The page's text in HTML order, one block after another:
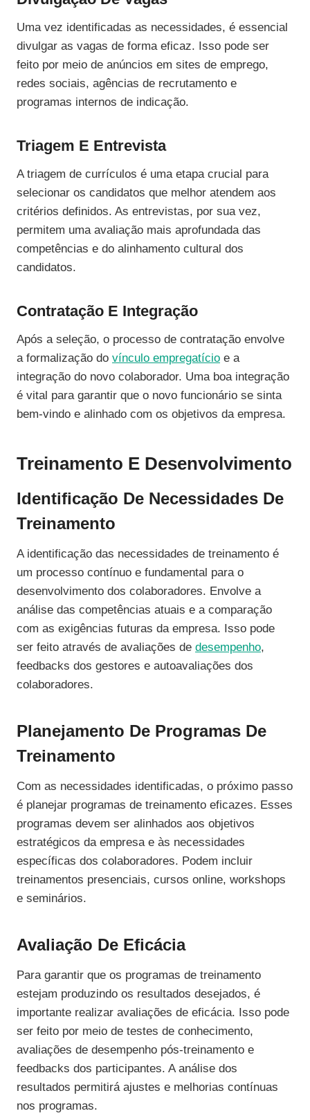
Uma vez identificadas as necessidades, é essencial
divulgar as vagas de forma eficaz. Isso pode ser
feito por meio de anúncios em sites de emprego,
redes sociais, agências de recrutamento e
programas internos de indicação.
Triagem E Entrevista
A triagem de currículos é uma etapa crucial para
selecionar os candidatos que melhor atendem aos
critérios definidos. As entrevistas, por sua vez,
permitem uma avaliação mais aprofundada das
competências e do alinhamento cultural dos
candidatos.
Contratação E Integração
Após a seleção, o processo de contratação envolve
a formalização do vínculo empregatício e a
integração do novo colaborador. Uma boa integração
é vital para garantir que o novo funcionário se sinta
bem-vindo e alinhado com os objetivos da empresa.
Treinamento E Desenvolvimento
Identificação De Necessidades De
Treinamento
A identificação das necessidades de treinamento é
um processo contínuo e fundamental para o
desenvolvimento dos colaboradores. Envolve a
análise das competências atuais e a comparação
com as exigências futuras da empresa. Isso pode
ser feito através de avaliações de desempenho,
feedbacks dos gestores e autoavaliações dos
colaboradores.
Planejamento De Programas De
Treinamento
Com as necessidades identificadas, o próximo passo
é planejar programas de treinamento eficazes. Esses
programas devem ser alinhados aos objetivos
estratégicos da empresa e às necessidades
específicas dos colaboradores. Podem incluir
treinamentos presenciais, cursos online, workshops
e seminários.
Avaliação De Eficácia
Para garantir que os programas de treinamento
estejam produzindo os resultados desejados, é
importante realizar avaliações de eficácia. Isso pode
ser feito por meio de testes de conhecimento,
avaliações de desempenho pós-treinamento e
feedbacks dos participantes. A análise dos
resultados permitirá ajustes e melhorias contínuas
nos programas.